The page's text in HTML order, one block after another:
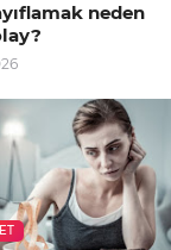
neden